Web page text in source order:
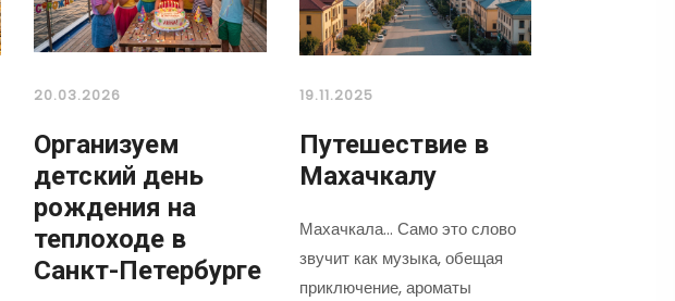
20.03.2026
Организуем
детский день
рождения на
теплоходе в
Санкт-Петербурге
19.11.2025
Путешествие в
Махачкалу
Махачкала... Само это слово
звучит как музыка, обещая
приключение, ароматы